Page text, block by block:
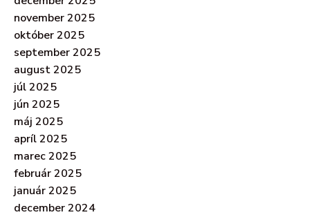
november 2025
október 2025
september 2025
august 2025
júl 2025
jún 2025
máj 2025
apríl 2025
marec 2025
február 2025
január 2025
december 2024